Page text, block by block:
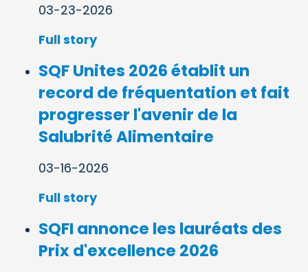
03-23-2026
Full story
SQF Unites 2026 établit un
record de fréquentation et fait
progresser l'avenir de la
Salubrité Alimentaire
03-16-2026
Full story
SQFI annonce les lauréats des
Prix d'excellence 2026